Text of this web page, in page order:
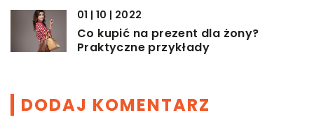
01 | 10 | 2022
Co kupić na prezent dla żony?
Praktyczne przykłady
DODAJ KOMENTARZ